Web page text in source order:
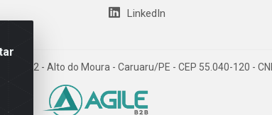
LinkedIn
582 - Alto do Moura - Caruaru/PE - CEP 55.040-120 -